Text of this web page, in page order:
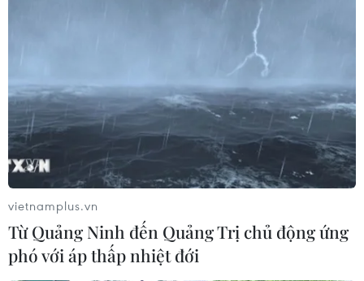
vietnamplus.vn
Từ Quảng Ninh đến Quảng Trị chủ động ứng
phó với áp thấp nhiệt đới